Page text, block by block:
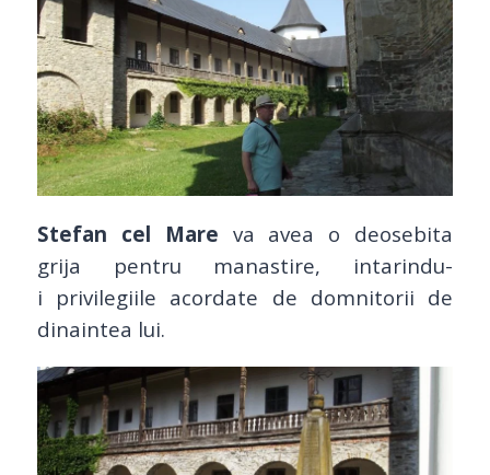
Stefan cel Mare va avea o deosebita
grija pentru manastire, intarindu-
i privilegiile acordate de domnitorii de
dinaintea lui.